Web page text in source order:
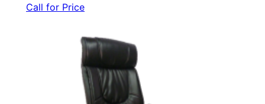
Call for Price